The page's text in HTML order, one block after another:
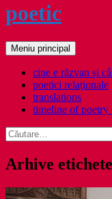
poetic
Caută
Meniu principal
cine e răzvan și
poetici relaţionale
translations
timeline of poetry
Caută
după:
Arhive